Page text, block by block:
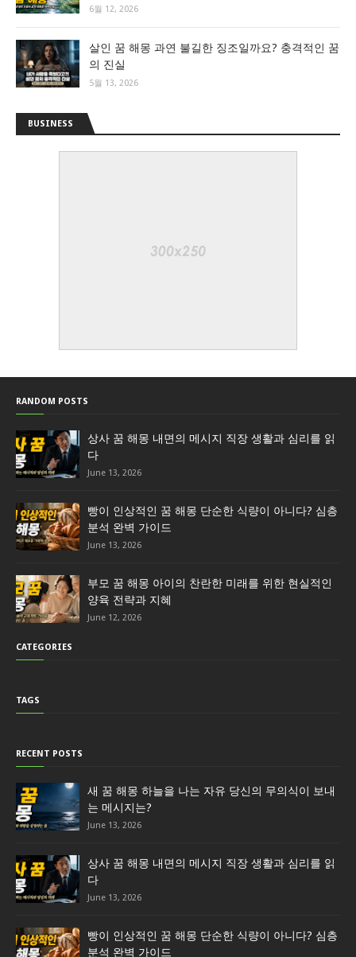
6월 12, 2026
살인 꿈 해몽 과연 불길한 징조일까요? 충격적인 꿈
의 진실
5월 13, 2026
BUSINESS
RANDOM POSTS
상사 꿈 해몽 내면의 메시지 직장 생활과 심리를 읽
다
June 13, 2026
빵이 인상적인 꿈 해몽 단순한 식량이 아니다? 심층
분석 완벽 가이드
June 13, 2026
부모 꿈 해몽 아이의 찬란한 미래를 위한 현실적인
양육 전략과 지혜
June 12, 2026
CATEGORIES
TAGS
RECENT POSTS
새 꿈 해몽 하늘을 나는 자유 당신의 무의식이 보내
는 메시지는?
June 13, 2026
상사 꿈 해몽 내면의 메시지 직장 생활과 심리를 읽
다
June 13, 2026
빵이 인상적인 꿈 해몽 단순한 식량이 아니다? 심층
분석 완벽 가이드